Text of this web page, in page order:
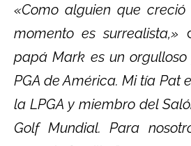
«Como alguien que creció
momento es surrealista,»
papá Mark es un
PGA de América. Mi tía Pat
la LPGA y miembro del
Golf Mundial. Para